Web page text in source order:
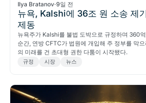
Ilya Bratanov·9일 전
뉴욕, Kalshi에 36조 원 소송 제
제동
뉴욕주가 Kalshi를 불법 도박으로 규정하며 360
순간, 연방 CFTC가 법원에 개입해 주 정부를 막
의 미래를 건 초대형 권한 다툼이 시작됐다.
규정 시장 뉴스